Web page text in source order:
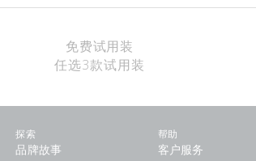
免费试用装
任选3款试用装
探索
品牌故事
帮助
客户服务